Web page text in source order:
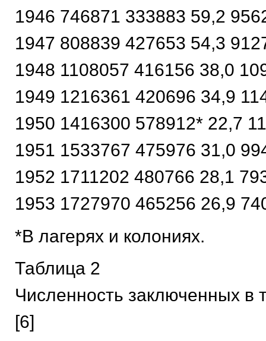
1946 746871 333883 59,2
1947 808839 427653 54,3
1948 1108057 416156 38,0
1949 1216361 420696 34,9
1950 1416300 578912* 22,7
1951 1533767 475976 31,0
1952 1711202 480766 28,1
1953 1727970 465256 26,9
*В лагерях и колониях.
Таблица 2
Численность заключенных
[6]